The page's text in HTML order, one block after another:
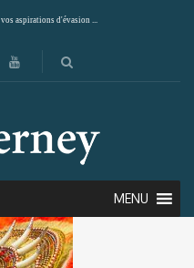
aspirations d'évasion ...
MENU